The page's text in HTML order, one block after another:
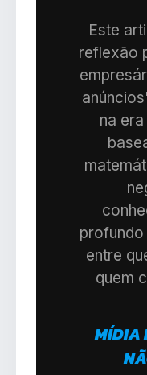
Este
reflexão
na
profundo
entre
quem
MÍDIA